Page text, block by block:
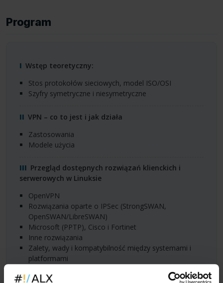
Program
Wstęp teoretyczny:
stos protokołów sieciowych, model ISO/OSI
szyfry symetryczne i niesymetryczne
VPN – co to jest i jak działa
zastosowania
modele użycia
Przegląd dostępnych rozwiązań klienckich i
serwerowych w Linuksie
OpenVPN
Rozwiązania oparte o IPSec (StrongSWAN,
OpenSWAN/LibreSWAN)
Microsoft (PPTP), Cisco i Fortinet
Inne rozwiązania
Zalety, wady i kompatybilność między systemami i
platformami